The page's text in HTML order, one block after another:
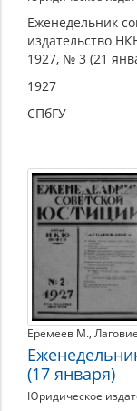
Еженедельник
издательство
1927, № 3 (21
1927
СПбГУ
Еремеев М.,
(17 января)
Юридическое